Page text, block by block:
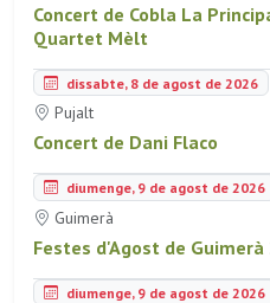
Concert de Cobla La
Quartet Mèlt
dissabte, 8 de agost de 2026
Pujalt
Concert de Dani Flaco
diumenge, 9 de agost de 2026
Guimerà
Festes d'Agost de Guimerà
diumenge, 9 de agost de 2026